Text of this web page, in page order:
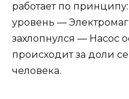
работает по
уровень —
захлопнулся — Насос
происходит за доли
человека.